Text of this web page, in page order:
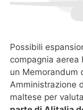
Possibili
compagnia
un Memorandum
Amministrazione
maltese per